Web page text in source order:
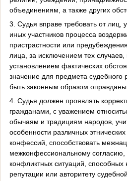
объединениям, а также других
3. Судья вправе требовать от лиц,
иных участников процесса
пристрастности или
лица, за исключением тех случаев,
установлением фактических
значение для предмета судебного
быть законным образом
4. Судья должен проявлять
гражданами, с уважением
обычаям и традициям народов,
особенности различных
конфессий, способствовать
межконфессиональному согласию,
конфликтных ситуаций, способных
репутации или авторитету